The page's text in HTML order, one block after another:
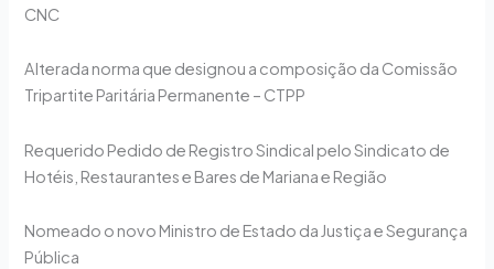
CNC
Alterada norma que designou a composição da Comissão
Tripartite Paritária Permanente – CTPP
Requerido Pedido de Registro Sindical pelo Sindicato de
Hotéis, Restaurantes e Bares de Mariana e Região
Nomeado o novo Ministro de Estado da Justiça e Segurança
Pública